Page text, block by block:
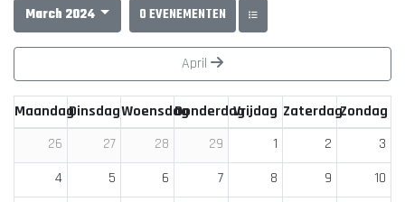
March 2024 0 EVENEMENTEN
April
MaandagDinsdagWoensdagDonderdagVrijdag ZaterdagZondag
26 27 28 29 1 2
3
4
5 6 7 8 9
10